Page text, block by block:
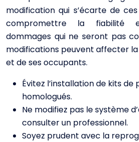
modification qui s’écarte de
compromettre la fiabilité
dommages qui ne seront pas
modifications peuvent affecter
et de ses occupants.
Évitez l’installation de kits
homologués.
Ne modifiez pas le système
consulter un professionnel.
Soyez prudent avec la